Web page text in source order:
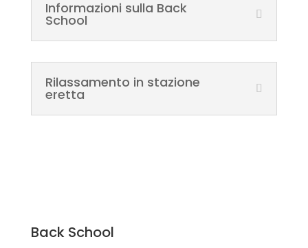
Informazioni sulla Back
School
Rilassamento in stazione
eretta
Back School